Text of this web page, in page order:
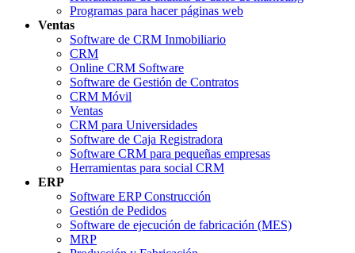
Programas para hacer páginas web
Ventas
Software de CRM Inmobiliario
CRM
Online CRM Software
Software de Gestión de Contratos
CRM Móvil
Ventas
CRM para Universidades
Software de Caja Registradora
Software CRM para pequeñas empresas
Herramientas para social CRM
ERP
Software ERP Construcción
Gestión de Pedidos
Software de ejecución de fabricación (MES)
MRP